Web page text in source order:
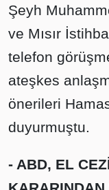
Şeyh
ve Mısır
telefon
ateşkes
önerileri
duyurmuştu.
- ABD, EL